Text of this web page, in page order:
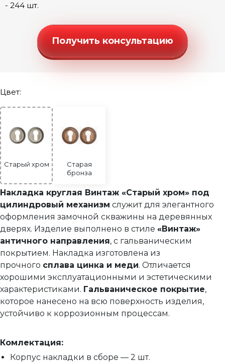
Межкомнатные защелки
Сантехнические замки и защелки
Сантехнические завертки
Накладки под цилиндр
Накладка моно-квадрат на цилиндр
Накладка моно-круг на цилиндр
Накладка-квадро на цилиндр
Накладка круглая на цилиндр
Накладка на цилиндр Винтаж
Накладка на цилиндр Винтаж Антик
Фурнитура для финских дверей
Механизмы для раздвижных и складных дверей
Прочее (доводчики, ограничители)
- 244 шт.
Получить консультацию
Цвет:
Старая
бронза
Старый хром
Накладка круглая Винтаж «Старый хром» под
цилиндровый механизм служит для элегантного
оформления замочной скважины на деревянных
дверях. Изделие выполнено в стиле «Винтаж»
античного направления, с гальваническим
покрытием. Накладка изготовлена из
прочного сплава цинка и меди. Отличается
хорошими эксплуатационными и эстетическими
характеристиками. Гальваническое покрытие,
которое нанесено на всю поверхность изделия,
устойчиво к коррозионным процессам.
Комлектация:
Корпус накладки в сборе — 2 шт.